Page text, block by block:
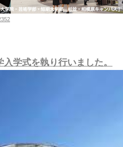
学式を執り行いました。